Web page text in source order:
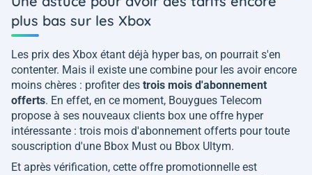
plus bas sur les Xbox
Les prix des Xbox étant déjà hyper bas, on pourrait s'en
contenter. Mais il existe une combine pour les avoir encore
moins chères : profiter des trois mois d'abonnement
offerts. En effet, en ce moment, Bouygues Telecom
propose à ses nouveaux clients box une offre hyper
intéressante : trois mois d'abonnement offerts pour toute
souscription d'une Bbox Must ou Bbox Ultym.
Et après vérification, cette offre promotionnelle est